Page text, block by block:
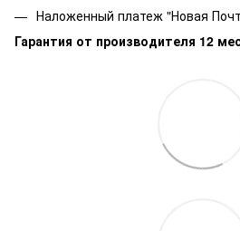
Наложенный платеж "Новая
Гарантия от производителя 12